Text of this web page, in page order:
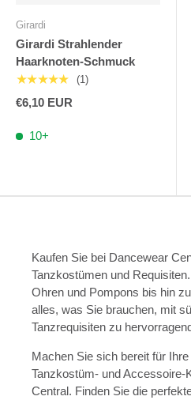
Girardi
Girardi Strahlender
Haarknoten-Schmuck
★★★★★ (1)
€6,10 EUR
10+
Kaufen Sie bei Dancewear
Tanzkostümen und
Ohren und Pompons bis hin
alles, was Sie brauchen, mit
Tanzrequisiten zu
Machen Sie sich bereit für
Tanzkostüm- und Accessoire-
Central. Finden Sie die